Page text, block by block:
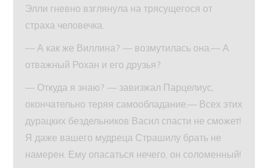
Элли гневно взглянула на трясущегося от
страха человечка.
— А как же Виллина? — возмутилась она.— А
отважный Рохан и его друзья?
— Откуда я знаю? — завизжал Парцелиус,
окончательно теряя самообладание.— Всех этих
дурацких бездельников Васил спасти не сможет!
Я даже вашего мудреца Страшилу брать не
намерен. Ему опасаться нечего, он соломенный!